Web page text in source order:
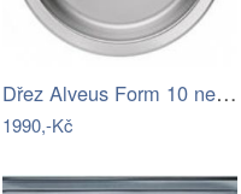
Dřez Alveus Form 10 nerez 1084838
1990,-Kč